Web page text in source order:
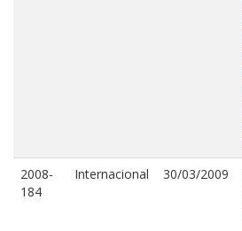
2008-
184
Internacional 30/03/2009